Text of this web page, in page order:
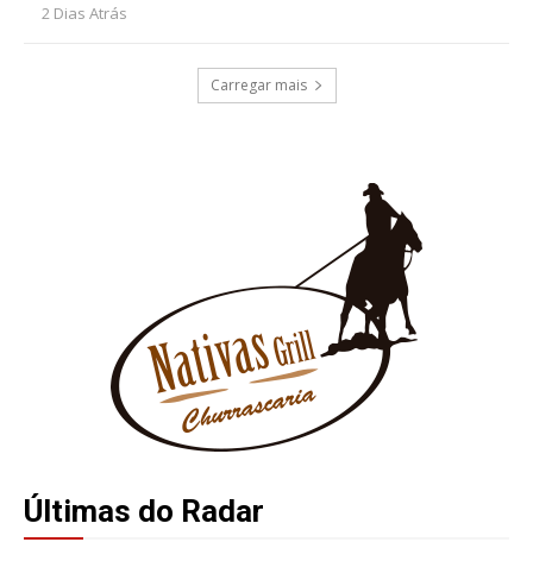
2 Dias Atrás
Carregar mais
Últimas do Radar